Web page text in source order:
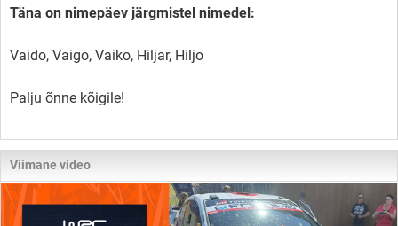
Täna on nimepäev järgmistel nimedel:
Vaido, Vaigo, Vaiko, Hiljar, Hiljo
Palju õnne kõigile!
Viimane video